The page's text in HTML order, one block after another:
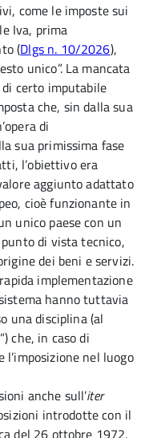
come le imposte sui
Iva, prima
(Dlgs n. 10/2026),
unico”. La mancata
di certo imputabile
che, sin dalla sua
di
sua primissima fase
l’obiettivo era
aggiunto adattato
cioè funzionante in
unico paese con un
di vista tecnico,
dei beni e servizi.
implementazione
hanno tuttavia
una disciplina (al
che, in caso di
nel luogo
anche sull’iter
introdotte con il
del 26 ottobre 1972,